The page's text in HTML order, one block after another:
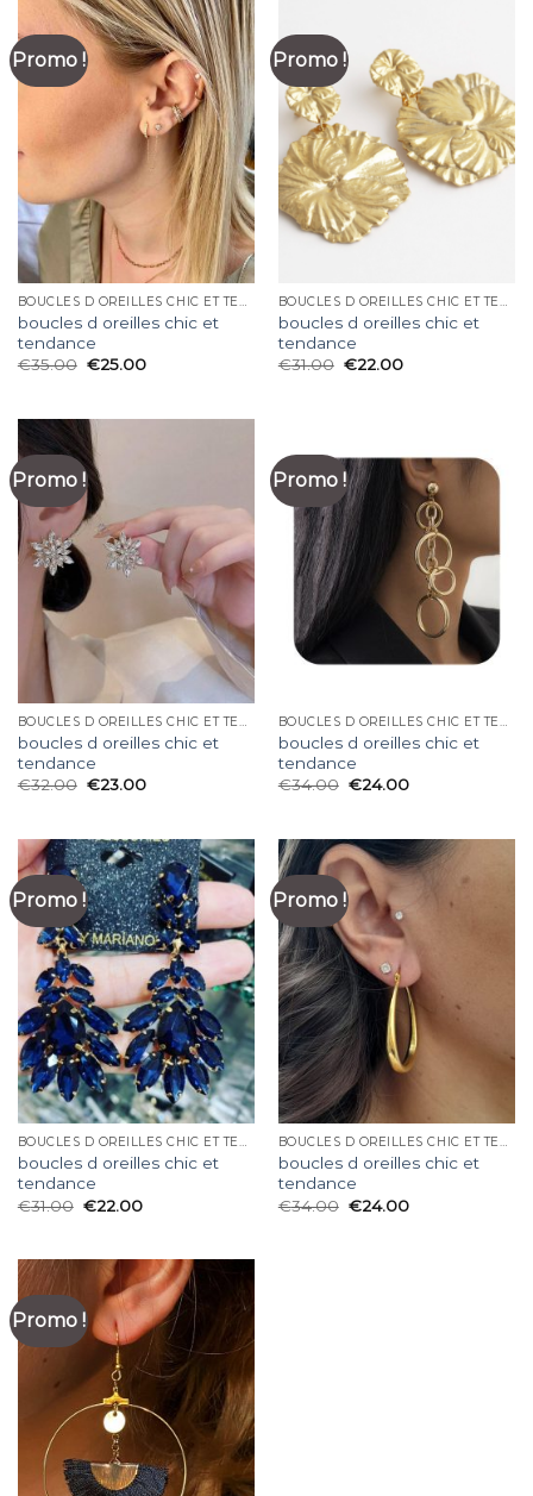
Promo !
BOUCLES D OREILLES CHIC ET TENDANCE
boucles d oreilles chic et
tendance
€35.00 €25.00
Promo !
BOUCLES D OREILLES CHIC ET TENDANCE
boucles d oreilles chic et
tendance
€31.00 €22.00
Promo !
BOUCLES D OREILLES CHIC ET TENDANCE
boucles d oreilles chic et
tendance
€32.00 €23.00
Promo !
BOUCLES D OREILLES CHIC ET TENDANCE
boucles d oreilles chic et
tendance
€34.00 €24.00
Promo !
BOUCLES D OREILLES CHIC ET TENDANCE
boucles d oreilles chic et
tendance
€31.00 €22.00
Promo !
BOUCLES D OREILLES CHIC ET TENDANCE
boucles d oreilles chic et
tendance
€34.00 €24.00
Promo !